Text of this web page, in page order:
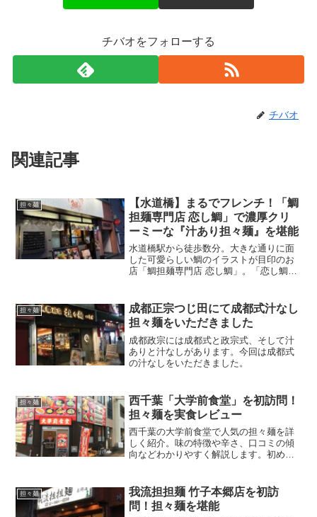
チバオをフォローする
チバオ
関連記事
担々麺
【水道橋】まるでフレンチ！「鯛
担麺専門店 恋し鯛」で濃厚クリ
ーミーな『汁あり担々麺』を堪能
水道橋駅から徒歩数分。大きな通りに面
した可愛らしい鯛のイラストが目印のお
店「鯛担麺専門店 恋し鯛」。「恋し鯛
好きなお店ではありません。フレンチ歴
14年のシェフが、「鯛×...
担々麺
成都正宗つじ田にて成都式汁なし
担々麺をいただきました
成都政宗には成都式と政宗式、そして汁
ありと汁なしがあります。今回は成都式
の汁なしをいただきました。
担々麺
西千葉「大学前食堂」を初訪問！
担々麺を実食レビュー
西千葉の大学前食堂で人気の担々麺を詳
しく紹介。味の特徴や辛さ、口コミの傾
向などわかりやすく解説します。初めて
担々麺
我流担担麺 竹子本郷店を初訪
問！担々麺を堪能